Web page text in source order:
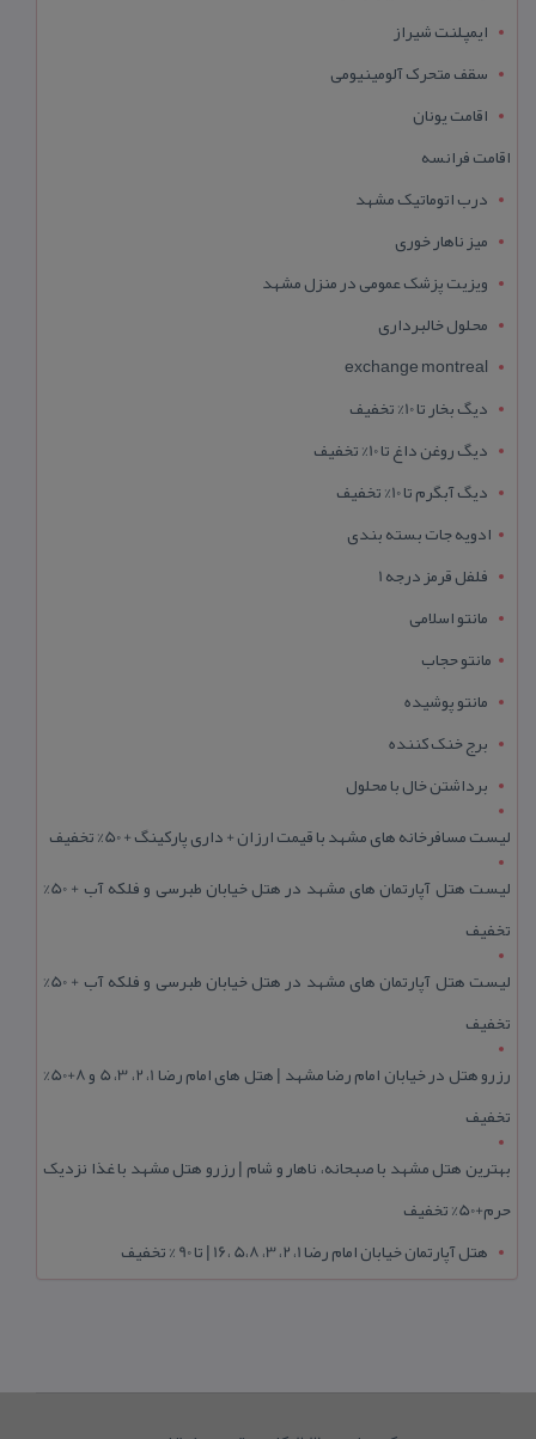
ایمپلنت شیراز
سقف متحرک آلومینیومی
اقامت یونان
اقامت فرانسه
درب اتوماتیک مشهد
میز ناهار خوری
ویزیت پزشک عمومی در منزل مشهد
محلول خالبرداری
exchange montreal
دیگ بخار تا 10% تخفیف
دیگ روغن داغ تا 10% تخفیف
دیگ آبگرم تا 10% تخفیف
ادویه جات بسته بندی
فلفل قرمز درجه 1
مانتو اسلامی
مانتو حجاب
مانتو پوشیده
برج خنک کننده
برداشتن خال با محلول
لیست مسافرخانه های مشهد با قیمت ارزان + داری پارکینگ + 50% تخفیف
لیست هتل آپارتمان های مشهد در هتل خیابان طبرسی و فلکه آب + 50%
تخفیف
لیست هتل آپارتمان های مشهد در هتل خیابان طبرسی و فلکه آب + 50%
تخفیف
رزرو هتل در خیابان امام رضا مشهد | هتل‌ های امام رضا 1، 2، 3، 5 و 8+50%
تخفیف
بهترین هتل مشهد با صبحانه، ناهار و شام | رزرو هتل مشهد با غذا نزدیک
حرم+50% تخفیف
هتل آپارتمان خیابان امام رضا 1، 2، 3، 5،8 ،16 | تا 90 % تخفیف